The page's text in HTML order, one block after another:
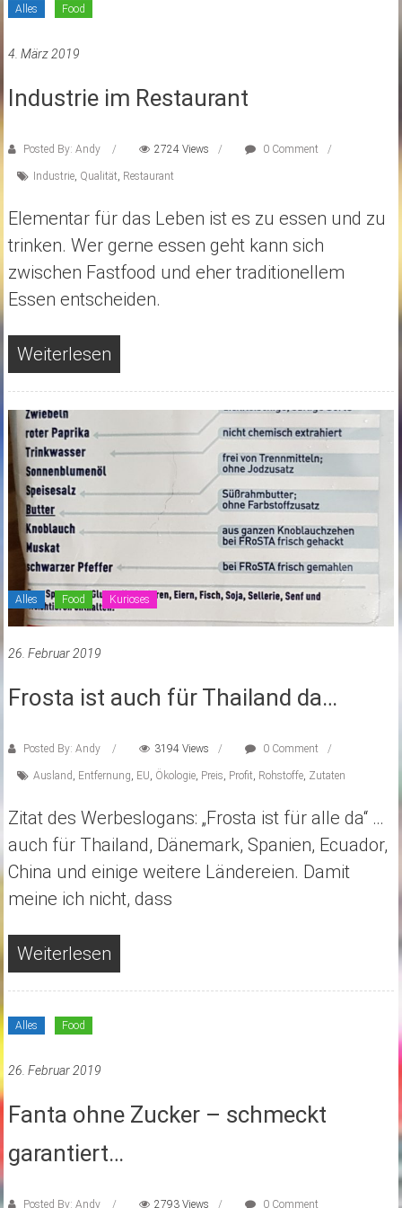
Alles Food
4. März 2019
Industrie im Restaurant
Posted By: Andy 2724 Views 0 Comment
Industrie, Qualität, Restaurant
Elementar für das Leben ist es zu essen und zu
trinken. Wer gerne essen geht kann sich
zwischen Fastfood und eher traditionellem
Essen entscheiden.
Weiterlesen
Alles Food Kurioses
26. Februar 2019
Frosta ist auch für Thailand da…
Posted By: Andy 3194 Views 0 Comment
Ausland Entfernung EU Ökologie, Preis Profit Rohstoffe, Zutaten
Zitat des Werbeslogans: „Frosta ist für alle da“ …
auch für Thailand, Dänemark, Spanien, Ecuador,
China und einige weitere Ländereien. Damit
meine ich nicht, dass
Weiterlesen
Alles Food
26. Februar 2019
Fanta ohne Zucker – schmeckt
garantiert…
Posted By: Andy 2793 Views 0 Comment